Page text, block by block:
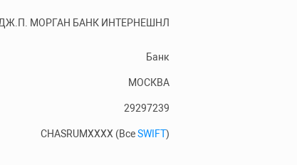
МОРГАН БАНК ИНТЕРНЕШНЛ
Банк
МОСКВА
29297239
CHASRUMXXXX (ВсеSWIFT)